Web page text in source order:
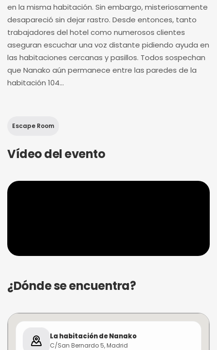
en la misma habitación. Sin embargo, misteriosamente
desapareció sin dejar rastro. Desde entonces, tanto
trabajadores del hotel como numerosos clientes
aseguran escuchar una voz distante pidiendo ayuda en
las habitaciones cercanas y pasillos. Todos sospechan
que Nanako aún permanece entre las paredes de la
habitación 104...
Escape Room
Vídeo del evento
¿Dónde se encuentra?
La habitación de Nanako
C/San Bernardo 5, Madrid